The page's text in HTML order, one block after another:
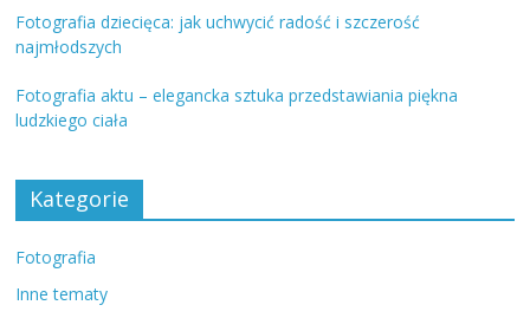
Fotografia dziecięca: jak uchwycić radość i szczerość
najmłodszych
Fotografia aktu – elegancka sztuka przedstawiania piękna
ludzkiego ciała
Kategorie
Fotografia
Inne tematy